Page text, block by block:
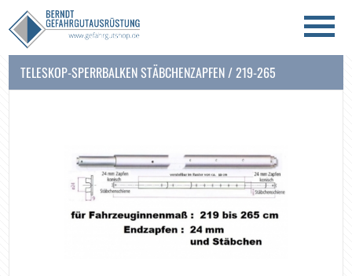
TELESKOP-SPERRBALKEN STÄBCHENZAPFEN / 219-265